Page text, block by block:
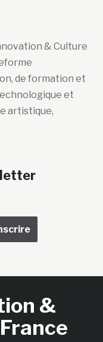
& Culture
de formation et
et
artistique,
&